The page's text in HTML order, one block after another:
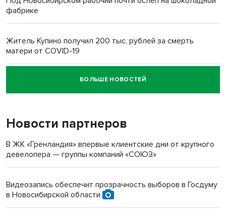
фабрике
Житель Купино получил 200 тыс. рублей за смерть
матери от COVID-19
Новосибирский суд наказал водителя за смерть
пенсионерки на вокзале
«Мы живём на пастбище!»: в новосибирском селе лошади
терроризируют жителей
Инвалид получил условный срок за избиение врачей
Новосибирский преподаватель с женой вошли в топ-16
БОЛЬШЕ НОВОСТЕЙ
Новости партнеров
В ЖК «Гренландия» впервые клиентские дни от крупного
девелопера — группы компаний «СОЮЗ»
Видеозапись обеспечит прозрачность выборов в Госдуму
в Новосибирской области